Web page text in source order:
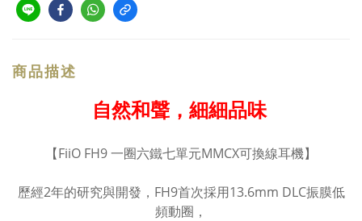
商品描述
自然和聲，細細品味
【FiiO FH9 一圈六鐵七單元MMCX可換線耳機】
歷經2年的研究與開發，FH9首次採用13.6mm DLC振膜低
頻動圈，